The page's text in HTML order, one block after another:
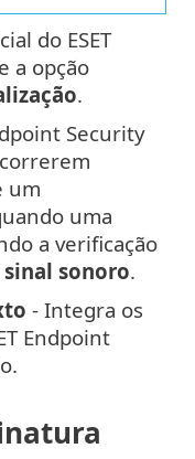
do ESET
a opção
.
Security
um
uma
a verificação
sinal sonoro.
- Integra os
Endpoint